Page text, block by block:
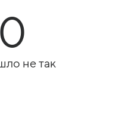
не так